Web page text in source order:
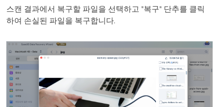
스캔 결과에서 복구할 파일을 선택하고 "복구" 단추를 클릭
하여 손실된 파일을 복구합니다.